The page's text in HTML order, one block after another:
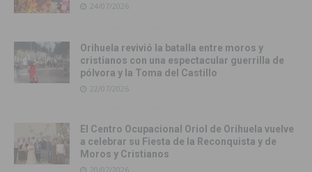
24/07/2026
Orihuela revivió la batalla entre moros y
cristianos con una espectacular guerrilla de
pólvora y la Toma del Castillo
22/07/2026
El Centro Ocupacional Oriol de Orihuela vuelve
a celebrar su Fiesta de la Reconquista y de
Moros y Cristianos
20/07/2026